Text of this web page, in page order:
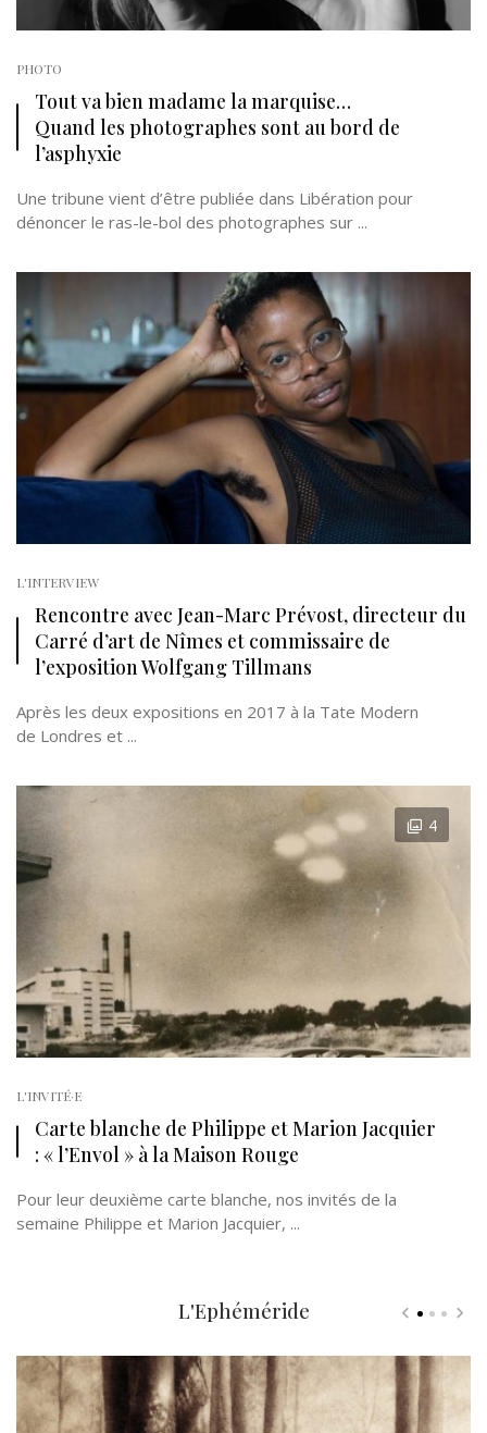
PHOTO
Tout va bien madame la marquise…
Quand les photographes sont au bord de
l’asphyxie
Une tribune vient d’être publiée dans Libération pour
dénoncer le ras-le-bol des photographes sur ...
L'INTERVIEW
Rencontre avec Jean-Marc Prévost, directeur du
Carré d’art de Nîmes et commissaire de
l’exposition Wolfgang Tillmans
Après les deux expositions en 2017 à la Tate Modern
de Londres et ...
4
L'INVITÉ·E
Carte blanche de Philippe et Marion Jacquier
: « l’Envol » à la Maison Rouge
Pour leur deuxième carte blanche, nos invités de la
semaine Philippe et Marion Jacquier, ...
L'Ephéméride